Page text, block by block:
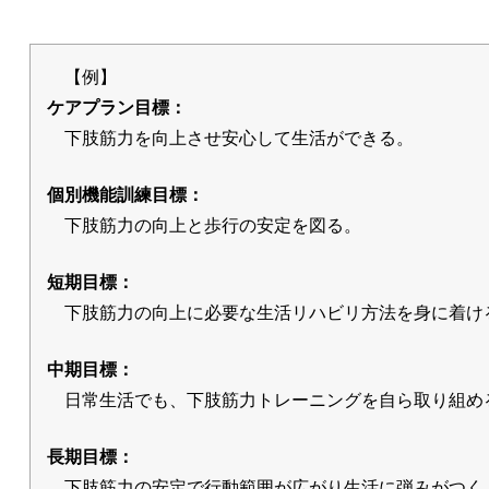
【例】
ケアプラン目標：
下肢筋力を向上させ安心して生活ができる。
個別機能訓練目標：
下肢筋力の向上と歩行の安定を図る。
短期目標：
下肢筋力の向上に必要な生活リハビリ方法を身に着け
中期目標：
日常生活でも、下肢筋力トレーニングを自ら取り組め
長期目標：